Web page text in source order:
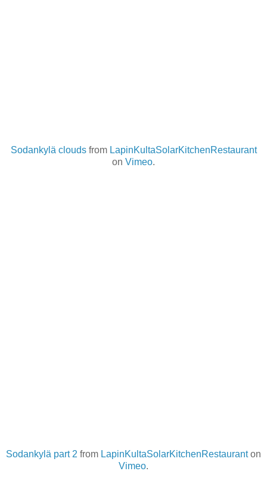
Sodankylä cloudsfrom LapinKultaSolarKitchenRestaurant
on Vimeo.
Sodankylä part 2 from LapinKultaSolarKitchenRestauranton
Vimeo.